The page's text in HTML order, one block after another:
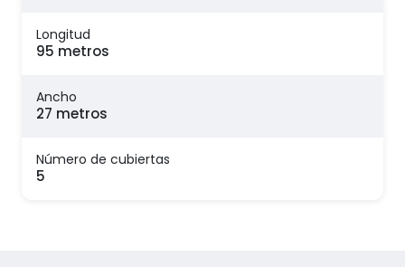
Longitud
95 metros
Ancho
27 metros
Número de cubiertas
5